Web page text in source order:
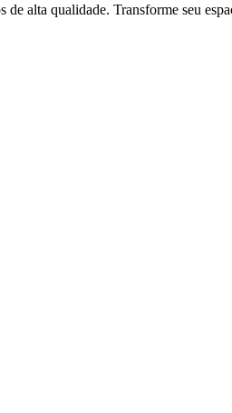
alta qualidade. Transforme seu